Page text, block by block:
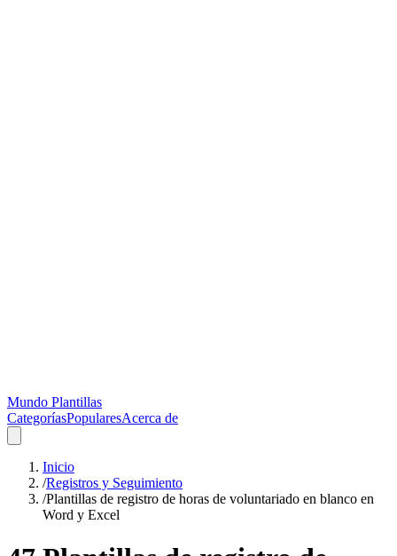
Mundo Plantillas
CategoríasPopularesAcerca de
Inicio
/Registros y Seguimiento
/Plantillas de registro de horas de voluntariado en blanco en
Word y Excel